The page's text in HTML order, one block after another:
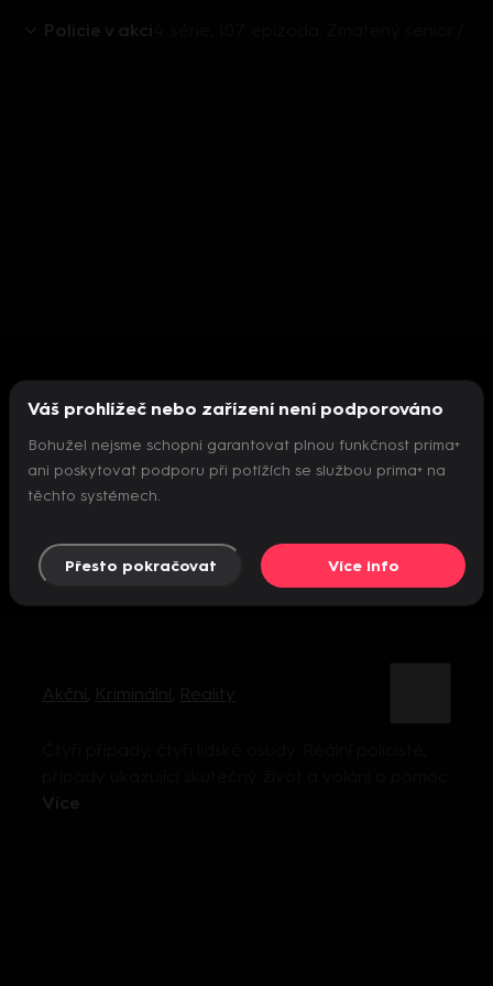
Policie v akci
Nepodařilo se inicializovat přehrávač
Akční Kriminální Reality
Více
Váš prohlížeč nebo zařízení není podporováno
Bohužel nejsme schopni garantovat plnou funkčnost prima+
ani poskytovat podporu při potížích se službou prima+ na
těchto systémech.
Přesto pokračovat Více info